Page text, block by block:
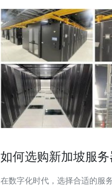
如何选购新加坡服
在数字化时代，选择合适的服